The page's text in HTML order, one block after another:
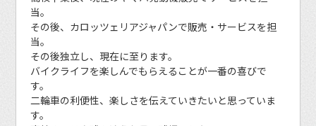
当。
その後、カロッツェリアジャパンで販売・サービスを担
当。
その後独立し、現在に至ります。
バイクライフを楽しんでもらえることが一番の喜びで
す。
二輪車の利便性、楽しさを伝えていきたいと思っていま
す。